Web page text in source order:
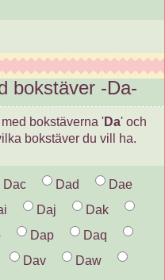
bokstäver -Da-
bokstäverna 'Da' och
bokstäver du vill ha.
Dac Dad
Dae
Daj
Dak
Dap
Daq
Dav
Daw